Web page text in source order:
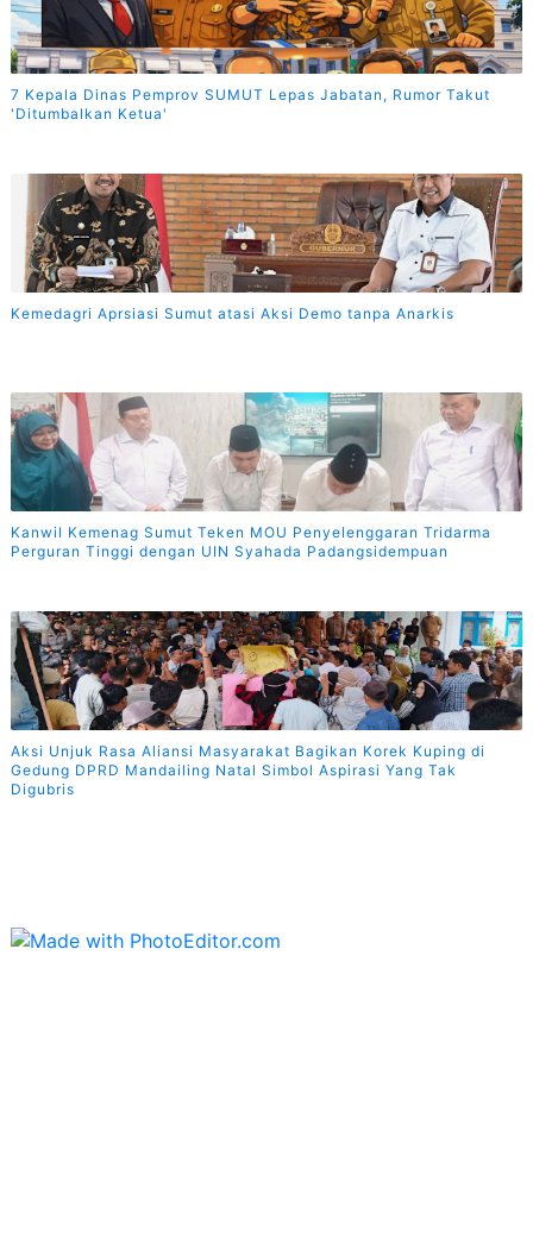
7 Kepala Dinas Pemprov SUMUT Lepas Jabatan, Rumor Takut
'Ditumbalkan Ketua'
Kemedagri Aprsiasi Sumut atasi Aksi Demo tanpa Anarkis
Kanwil Kemenag Sumut Teken MOU Penyelenggaran Tridarma
Perguran Tinggi dengan UIN Syahada Padangsidempuan
Aksi Unjuk Rasa Aliansi Masyarakat Bagikan Korek Kuping di
Gedung DPRD Mandailing Natal Simbol Aspirasi Yang Tak
Digubris